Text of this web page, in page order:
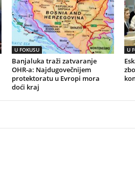
U FOKUSU
Banjaluka traži zatvaranje
OHR-a: Najdugovečnijem
protektoratu u Evropi mora
doći kraj
U